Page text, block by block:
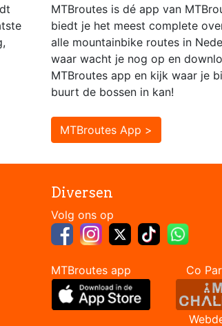
MTBroutes is dé app van
biedt je het meest complete
alle mountainbike routes in
waar wacht je nog op en
MTBroutes app en kijk waar je
buurt de bossen in kan!
MTBroutes App >
Diversen
Volg ons op
MTBroutes app Co